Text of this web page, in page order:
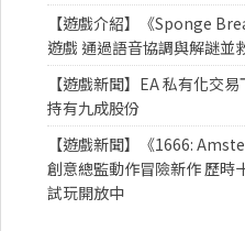
【遊戲介紹】《Sponge
遊戲 通過語音協調與解謎並
【遊戲新聞】EA 私有化交
持有九成股份
【遊戲新聞】《1666:
創意總監動作冒險新作 歷時
試玩開放中